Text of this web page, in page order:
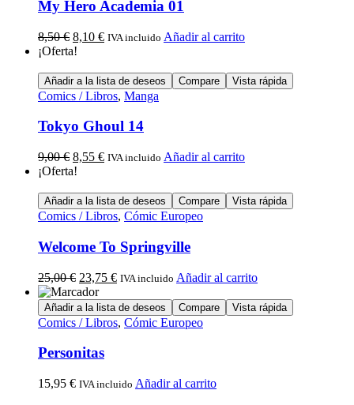
My Hero Academia 01
8,50€ 8,10 € IVA incluido Añadir al carrito
¡Oferta!
Añadir a la lista de deseos Compare Vista rápida
Comics / Libros, Manga
Tokyo Ghoul 14
9,00€ 8,55 € IVA incluido Añadir al carrito
¡Oferta!
Añadir a la lista de deseos Compare Vista rápida
Comics / Libros, Cómic Europeo
Welcome To Springville
25,00€ 23,75 € IVA incluido Añadir al carrito
Añadir a la lista de deseos Compare Vista rápida
Comics / Libros, Cómic Europeo
Personitas
15,95 € IVA incluido Añadir al carrito